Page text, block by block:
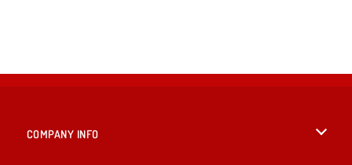
COMPANY INFO